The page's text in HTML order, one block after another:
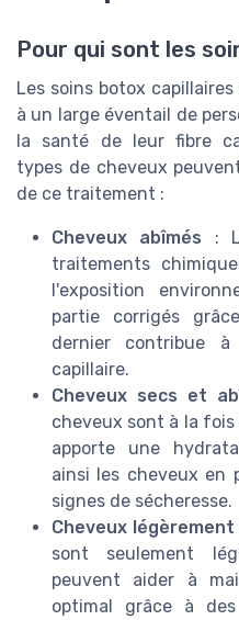
Pour qui sont les
Les soins botox
à un large éventail de
la santé de leur fibre
types de cheveux
de ce traitement :
Cheveux abîmés :
traitements
l'exposition
partie corrigés
dernier contribue
capillaire.
Cheveux secs et
cheveux sont à la fois
apporte une
ainsi les cheveux
signes de sécheresse.
Cheveux légèrement
sont seulement
peuvent aider à
optimal grâce à